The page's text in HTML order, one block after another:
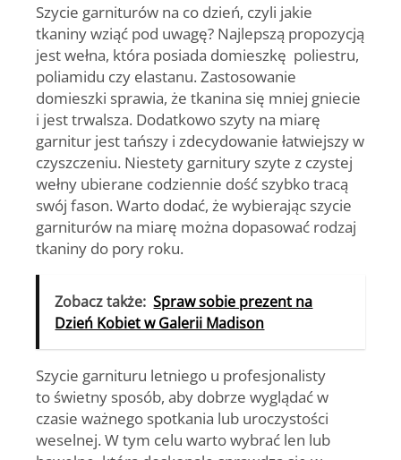
Szycie garniturów na co dzień, czyli jakie
tkaniny wziąć pod uwagę? Najlepszą propozycją
jest wełna, która posiada domieszkę poliestru,
poliamidu czy elastanu. Zastosowanie
domieszki sprawia, że tkanina się mniej gniecie
i jest trwalsza. Dodatkowo szyty na miarę
garnitur jest tańszy i zdecydowanie łatwiejszy w
czyszczeniu. Niestety garnitury szyte z czystej
wełny ubierane codziennie dość szybko tracą
swój fason. Warto dodać, że wybierając szycie
garniturów na miarę można dopasować rodzaj
tkaniny do pory roku.
Zobacz także: Spraw sobie prezent na
Dzień Kobiet w Galerii Madison
Szycie garnituru letniego u profesjonalisty
to świetny sposób, aby dobrze wyglądać w
czasie ważnego spotkania lub uroczystości
weselnej. W tym celu warto wybrać len lub